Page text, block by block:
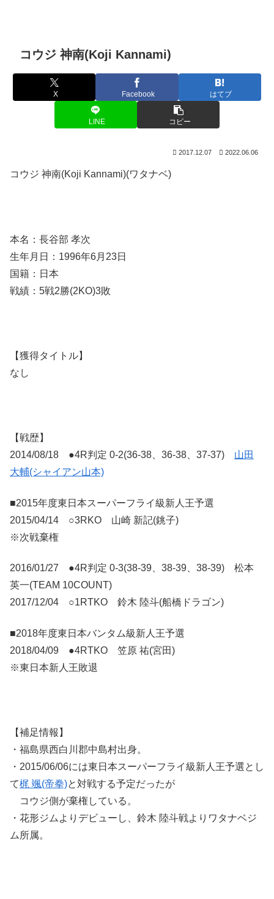
コウジ 神南(Koji Kannami)
X Facebook はてブ
LINE コピー
2017.12.07 2022.06.06
コウジ 神南(Koji Kannami)(ワタナベ)
本名：長谷部 孝次
生年月日：1996年6月23日
国籍：日本
戦績：5戦2勝(2KO)3敗
【獲得タイトル】
なし
【戦歴】
2014/08/18 ●4R判定 0-2(36-38、36-38、37-37) 山田
大輔(シャイアン山本)
■2015年度東日本スーパーフライ級新人王予選
2015/04/14 ○3RKO 山崎 新記(銚子)
※次戦棄権
2016/01/27 ●4R判定 0-3(38-39、38-39、38-39) 松本
英一(TEAM 10COUNT)
2017/12/04 ○1RTKO 鈴木 陸斗(船橋ドラゴン)
■2018年度東日本バンタム級新人王予選
2018/04/09 ●4RTKO 笠原 祐(宮田)
※東日本新人王敗退
【補足情報】
・福島県西白川郡中島村出身。
・2015/06/06には東日本スーパーフライ級新人王予選とし
て梶 颯(帝拳)と対戦する予定だったが
コウジ側が棄権している。
・花形ジムよりデビューし、鈴木 陸斗戦よりワタナベジ
ム所属。